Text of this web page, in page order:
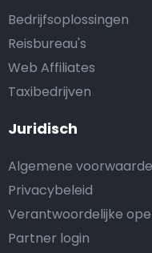
Bedrijfsoplossingen
Reisbureau's
Web Affiliates
Taxibedrijven
Juridisch
Algemene
Privacybeleid
Verantwoordelijke
Partner login